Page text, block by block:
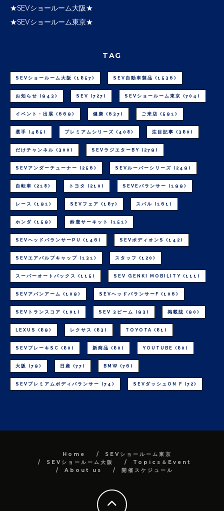
★SEVショールーム大阪★
★SEVショールーム東京★
TAG
SEVショールーム大阪 (1857) SEV自動車製品 (1536)
お知らせ (943) SEV (727) SEVショールーム東京 (704)
イベント・出展 (669) 健康 (637) ご来店 (591)
選手 (485) プレミアムシリーズ (408) 注目記事 (380)
だけチャンネル (300) SEVラジエターBY (279)
SEVアンダーチューナー (256) SEVルーパーシリーズ (249)
自転車 (218) トヨタ (210) SEVEバランサー (199)
レース (191) SEVフェア (187) スバル (161)
ホンダ (159) 鈴鹿サーキット (151)
SEVヘッドバランサーPU (146) SEVボディオンS (142)
SEVエアバルブキャップ (131) スタッフ (120)
スーパーオートバックス (115) SEV GENKI MOBILITY (111)
SEVアバンアーム (109) SEVヘッドバランサーF (106)
SEVトランスコア (101) SEV 3ビーム (93) 掲載誌 (90)
LEXUS (89) レクサス (83) TOYOTA (81)
SEVブレーキSC (80) 新商品 (80) YOUTUBE (80)
大阪 (79) 日産 (77) BMW (76)
SEVプレミアムボディバランサー (74) SEVダッシュON F (72)
Home
SEVショールーム東京
SEVショールーム大阪
Topics＆Event
About us
開催スケジュール